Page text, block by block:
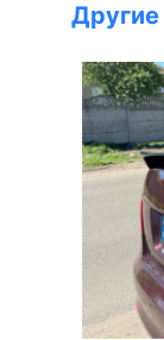
Другие